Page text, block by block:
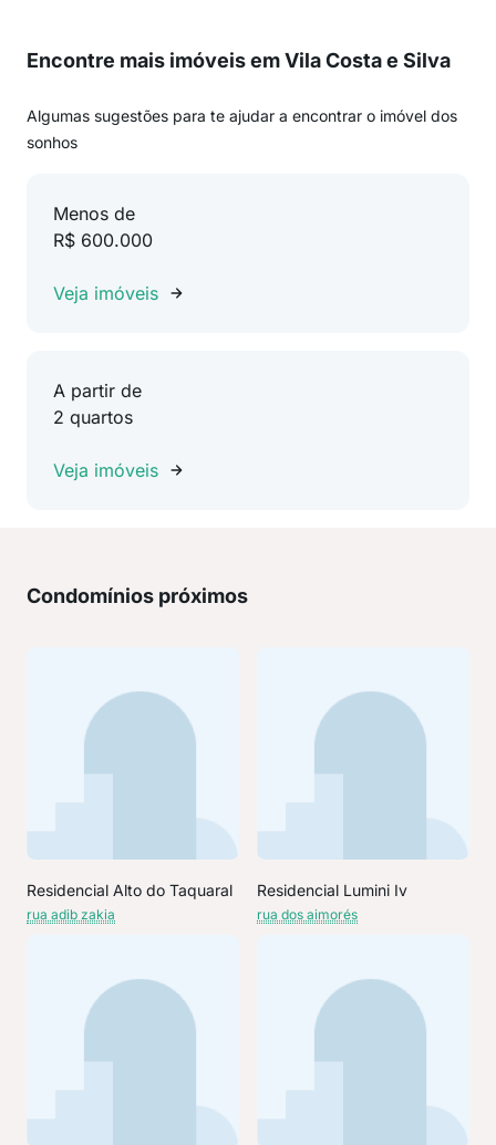
Encontre mais imóveis em Vila Costa e Silva
Algumas sugestões para te ajudar a encontrar o imóvel dos
sonhos
Menos de
R$ 600.000
Veja imóveis
A partir de
2 quartos
Veja imóveis
Condomínios próximos
Residencial Alto do Taquaral
rua adib zakia
Residencial Lumini Iv
rua dos aimorés